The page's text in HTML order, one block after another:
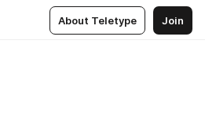
About Teletype Join